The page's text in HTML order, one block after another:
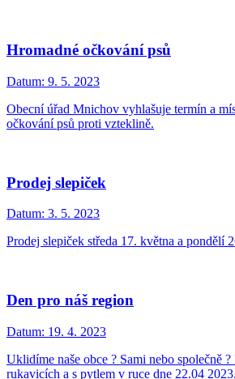
Hromadné očkování psů
Datum: 9. 5. 2023
Obecní úřad Mnichov vyhlašuje termín a
očkování psů proti vzteklině.
Prodej slepiček
Datum: 3. 5. 2023
Prodej slepiček středa 17. května a pondělí
Den pro náš region
Datum: 19. 4. 2023
Uklidíme naše obce ? Sami nebo společně
rukavicích a s pytlem v ruce dne 22.04 2023.